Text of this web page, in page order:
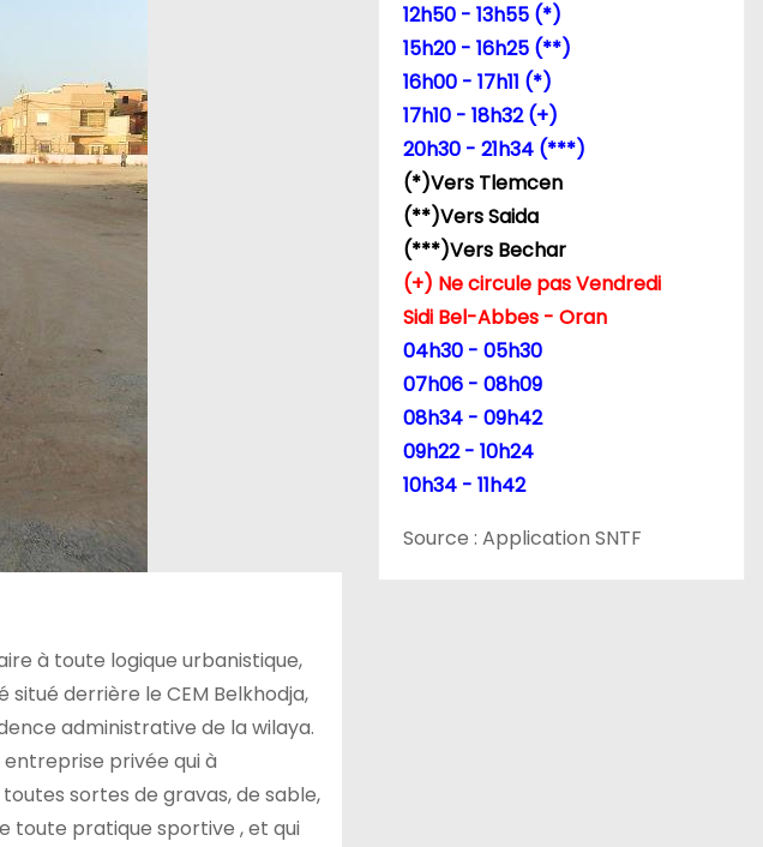
à toute logique urbanistique,
derrière le CEM Belkhodja,
administrative de la wilaya.
privée qui à
sortes de gravas, de sable,
toute pratique sportive , et qui
12h50 - 13h55 (*)
15h20 - 16h25 (**)
16h00 - 17h11 (*)
17h10 - 18h32 (+)
20h30 - 21h34 (***)
(*)Vers Tlemcen
(**)Vers Saida
(***)Vers Bechar
(+) Ne circule pas Vendredi
Sidi Bel-Abbes - Oran
04h30 - 05h30
07h06 - 08h09
08h34 - 09h42
09h22 - 10h24
10h34 - 11h42
Source : Application SNTF